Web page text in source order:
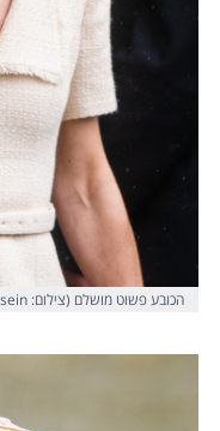
הכובע פשוט מושלם (צילום: Samir Hussein לגטי אימג'ס)